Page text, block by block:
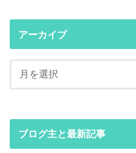
アーカイブ
ブログ主と最新記事